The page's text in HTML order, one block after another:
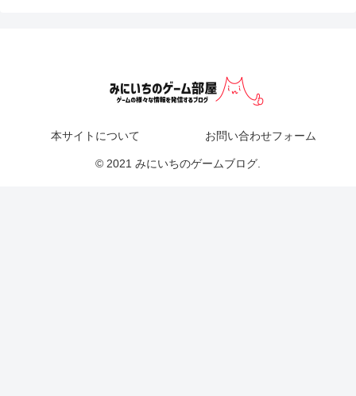
本サイトについて お問い合わせフォーム
© 2021 みにいちのゲームブログ.